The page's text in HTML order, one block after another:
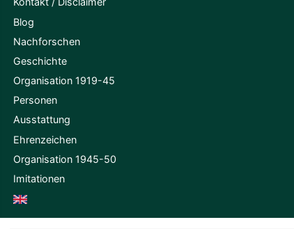
Blog
Nachforschen
Geschichte
Organisation 1919-45
Personen
Ausstattung
Ehrenzeichen
Organisation 1945-50
Imitationen
English